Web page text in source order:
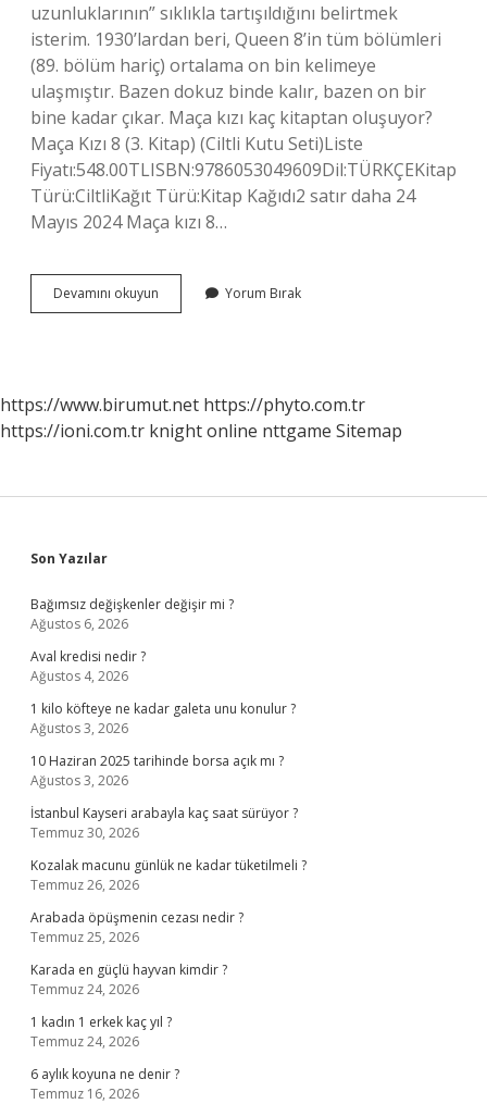
uzunluklarının” sıklıkla tartışıldığını belirtmek
isterim. 1930’lardan beri, Queen 8’in tüm bölümleri
(89. bölüm hariç) ortalama on bin kelimeye
ulaşmıştır. Bazen dokuz binde kalır, bazen on bir
bine kadar çıkar. Maça kızı kaç kitaptan oluşuyor?
Maça Kızı 8 (3. Kitap) (Ciltli Kutu Seti)Liste
Fiyatı:548.00TLISBN:9786053049609Dil:TÜRKÇEKitap
Türü:CiltliKağıt Türü:Kitap Kağıdı2 satır daha 24
Mayıs 2024 Maça kızı 8…
Devamını okuyun
Kızı
Yorum Bırak
https://www.birumut.net https://phyto.com.tr
https://ioni.com.tr knight online nttgame Sitemap
Sidebar
Son Yazılar
Bağımsız değişkenler değişir mi ?
Ağustos 6, 2026
Aval kredisi nedir ?
Ağustos 4, 2026
1 kilo köfteye ne kadar galeta unu konulur ?
Ağustos 3, 2026
10 Haziran 2025 tarihinde borsa açık mı ?
Ağustos 3, 2026
İstanbul Kayseri arabayla kaç saat sürüyor ?
Temmuz 30, 2026
Kozalak macunu günlük ne kadar tüketilmeli ?
Temmuz 26, 2026
Arabada öpüşmenin cezası nedir ?
Temmuz 25, 2026
Karada en güçlü hayvan kimdir ?
Temmuz 24, 2026
1 kadın 1 erkek kaç yıl ?
Temmuz 24, 2026
6 aylık koyuna ne denir ?
Temmuz 16, 2026